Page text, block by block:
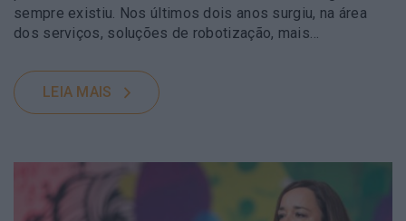
sempre existiu. Nos últimos dois anos surgiu, na área
dos serviços, soluções de robotização, mais…
LEIA MAIS